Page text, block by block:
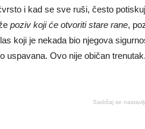
i kad se sve ruši, često
poziv koji će otvoriti stare rane,
koji je nekada bio njegova
uspavana. Ovo nije običan
Sadržaj se